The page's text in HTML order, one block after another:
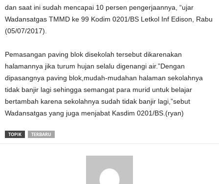
dan saat ini sudah mencapai 10 persen pengerjaannya, “ujar
Wadansatgas TMMD ke 99 Kodim 0201/BS Letkol Inf Edison, Rabu
(05/07/2017).
Pemasangan paving blok disekolah tersebut dikarenakan
halamannya jika turum hujan selalu digenangi air.”Dengan
dipasangnya paving blok,mudah-mudahan halaman sekolahnya
tidak banjir lagi sehingga semangat para murid untuk belajar
bertambah karena sekolahnya sudah tidak banjir lagi,”sebut
Wadansatgas yang juga menjabat Kasdim 0201/BS.(ryan)
TOPIK TERBARU